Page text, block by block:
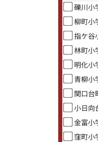
礫川小
柳町小
指ケ谷
林町小
明化小
青柳小
関口台
小日向
金富小
窪町小